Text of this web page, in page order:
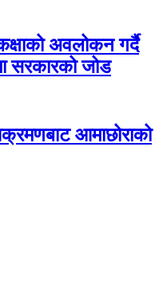
अवलोकन गर्दै
सरकारको जोड
आमाछोराको